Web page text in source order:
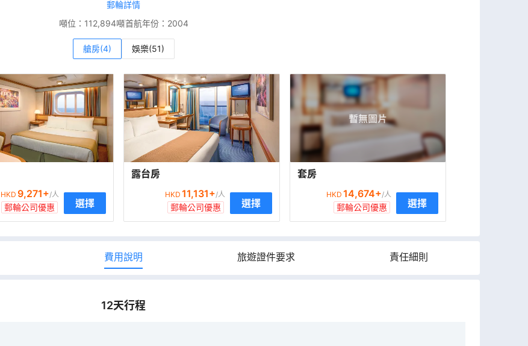
郵輪詳情
噸位： 112,894噸首航年份： 2004
艙房(4) 娛樂(51)
HKD 9,271+/人
郵輪公司優惠 選擇
露台房
HKD 11,131+/人
郵輪公司優惠 選擇
套房
HKD 14,674+/人
郵輪公司優惠 選擇
費用說明 旅遊證件要求 責任細則
12天行程